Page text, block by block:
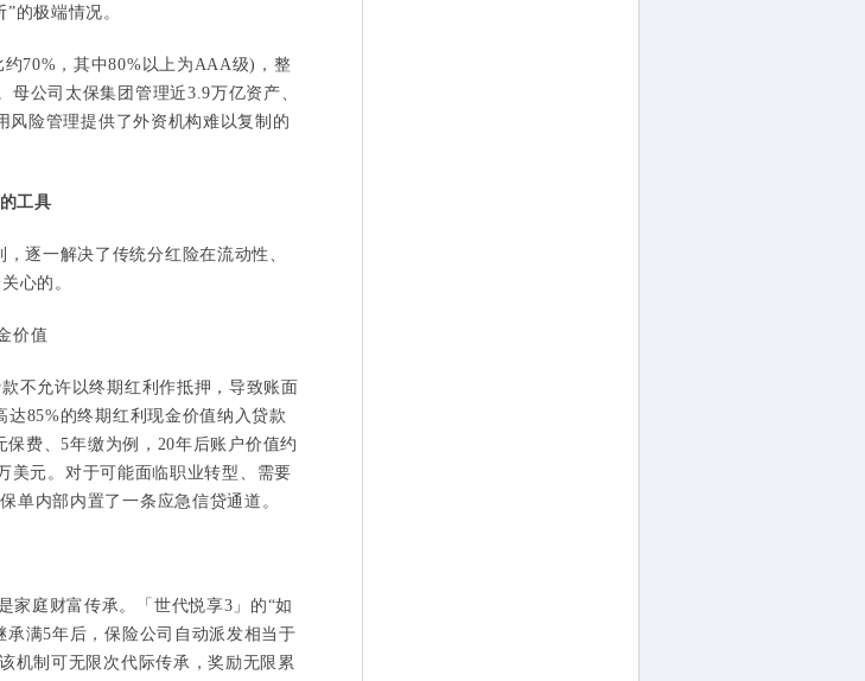
的极端情况。
70%，其中80%以上为AAA级)，整
公司太保集团管理近3.9万亿资产、
风险管理提供了外资机构难以复制的
工具
逐一解决了传统分红险在流动性、
心的。
价值
不允许以终期红利作抵押，导致账面
85%的终期红利现金价值纳入贷款
费、5年缴为例，20年后账户价值约
美元。对于可能面临职业转型、需要
单内部内置了一条应急信贷通道。
家庭财富传承。「世代悦享3」的“如
满5年后，保险公司自动派发相当于
机制可无限次代际传承，奖励无限累